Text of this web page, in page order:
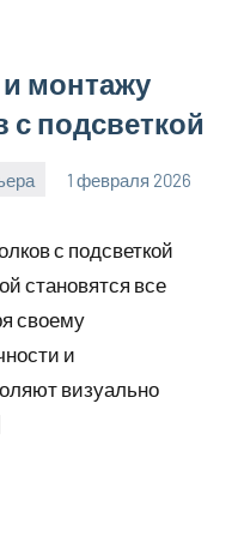
монтажу
с подсветкой
1 февраля 2026
с подсветкой
становятся все
своему
и
визуально